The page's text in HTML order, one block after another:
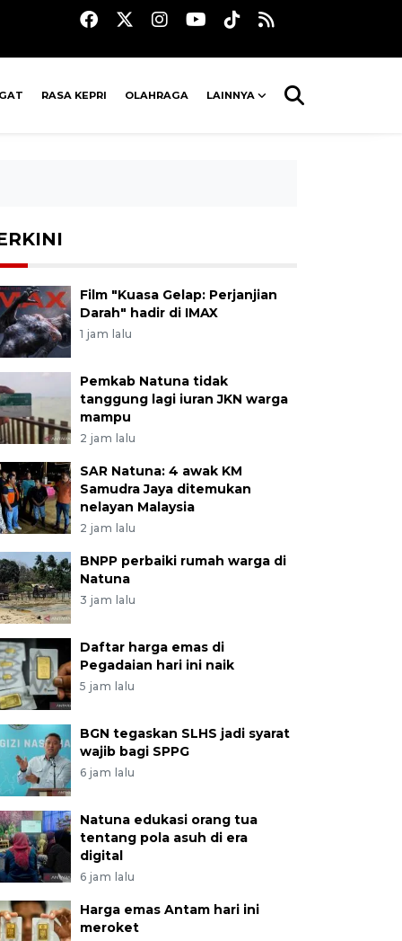
RASA KEPRI OLAHRAGA LAINNYA
Film "Kuasa Gelap: Perjanjian
Darah" hadir di IMAX
1 jam lalu
Pemkab Natuna tidak
tanggung lagi iuran JKN warga
mampu
2 jam lalu
SAR Natuna: 4 awak KM
Samudra Jaya ditemukan
nelayan Malaysia
2 jam lalu
BNPP perbaiki rumah warga di
Natuna
3 jam lalu
Daftar harga emas di
Pegadaian hari ini naik
5 jam lalu
BGN tegaskan SLHS jadi syarat
wajib bagi SPPG
6 jam lalu
Natuna edukasi orang tua
tentang pola asuh di era
digital
6 jam lalu
Harga emas Antam hari ini
meroket